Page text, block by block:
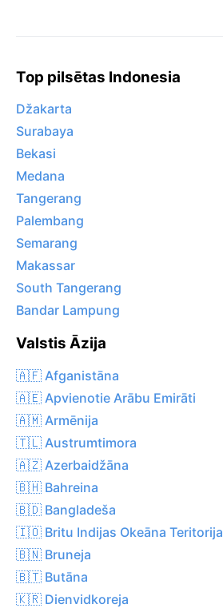
Top pilsētas Indonesia
Džakarta
Surabaya
Bekasi
Medana
Tangerang
Palembang
Semarang
Makassar
South Tangerang
Bandar Lampung
Valstis Āzija
🇦🇫 Afganistāna
🇦🇪 Apvienotie Arābu Emirāti
🇦🇲 Armēnija
🇹🇱 Austrumtimora
🇦🇿 Azerbaidžāna
🇧🇭 Bahreina
🇧🇩 Bangladeša
🇮🇴 Britu Indijas Okeāna Teritorija
🇧🇳 Bruneja
🇧🇹 Butāna
🇰🇷 Dienvidkoreja